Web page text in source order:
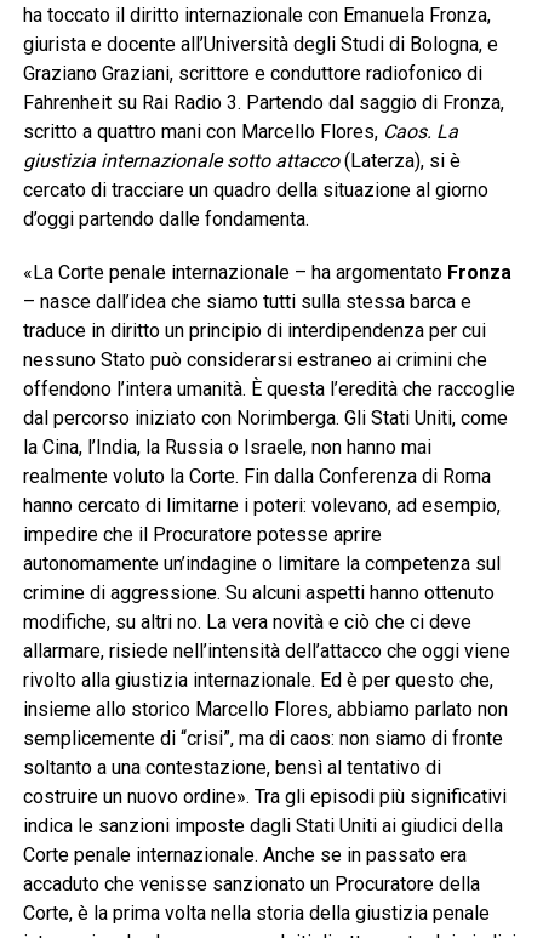
ha toccato il diritto internazionale con Emanuela Fronza,
giurista e docente all’Università degli Studi di Bologna, e
Graziano Graziani, scrittore e conduttore radiofonico di
Fahrenheit su Rai Radio 3. Partendo dal saggio di Fronza,
scritto a quattro mani con Marcello Flores, Caos. La
giustizia internazionale sotto attacco(Laterza), si è
cercato di tracciare un quadro della situazione al giorno
d’oggi partendo dalle fondamenta.
«La Corte penale internazionale – ha argomentato Fronza
– nasce dall’idea che siamo tutti sulla stessa barca e
traduce in diritto un principio di interdipendenza per cui
nessuno Stato può considerarsi estraneo ai crimini che
offendono l’intera umanità. È questa l’eredità che raccoglie
dal percorso iniziato con Norimberga. Gli Stati Uniti, come
la Cina, l’India, la Russia o Israele, non hanno mai
realmente voluto la Corte. Fin dalla Conferenza di Roma
hanno cercato di limitarne i poteri: volevano, ad esempio,
impedire che il Procuratore potesse aprire
autonomamente un’indagine o limitare la competenza sul
crimine di aggressione. Su alcuni aspetti hanno ottenuto
modifiche, su altri no. La vera novità e ciò che ci deve
allarmare, risiede nell’intensità dell’attacco che oggi viene
rivolto alla giustizia internazionale. Ed è per questo che,
insieme allo storico Marcello Flores, abbiamo parlato non
semplicemente di “crisi”, ma di caos: non siamo di fronte
soltanto a una contestazione, bensì al tentativo di
costruire un nuovo ordine». Tra gli episodi più significativi
indica le sanzioni imposte dagli Stati Uniti ai giudici della
Corte penale internazionale. Anche se in passato era
accaduto che venisse sanzionato un Procuratore della
Corte, è la prima volta nella storia della giustizia penale